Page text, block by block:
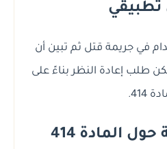
تطبيقي
في جريمة قتل ثم تبين أن
طلب إعادة النظر بناءً على
414.
المادة 414